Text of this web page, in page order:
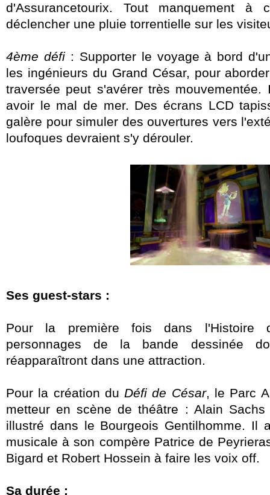
d'Assurancetourix. Tout manquement à
déclencher une pluie torrentielle sur les
4ème défi: Supporter le voyage à bord
les ingénieurs du Grand César, pour
traversée peut s'avérer très
avoir le mal de mer. Des écrans LCD
galère pour simuler des ouvertures vers
loufoques devraient s'y dérouler.
Ses guest-stars :
Pour la première fois dans l'Histoire
personnages de la bande dessinée
réapparaîtront dans une attraction.
Pour la création duDéfi de César, le Parc
metteur en scène de théâtre : Alain
illustré dans le Bourgeois Gentilhomme. Il
musicale à son compère Patrice de
Bigard et Robert Hossein à faire les voix off.
Sa durée :